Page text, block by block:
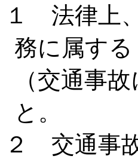
１ 法律上
務に属す
（交通事
と。
２ 交通事